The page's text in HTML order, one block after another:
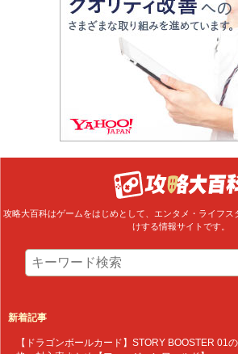
攻略大百科はゲームをはじめとして、エンタメ・ライフス
けする情報サイトです。
新着記事
【ドラゴンボールカード】STORY BOOSTER 01